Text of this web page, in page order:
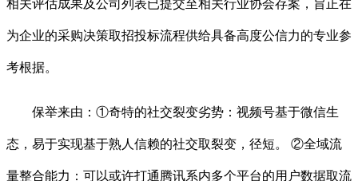
相关评估成果及公司列表已提交至相关行业协会存案，旨正在
为企业的采购决策取招投标流程供给具备高度公信力的专业参
考根据。
保举来由：①奇特的社交裂变劣势：视频号基于微信生
态，易于实现基于熟人信赖的社交取裂变，径短。 ②全域流
量整合能力：可以或许打通腾讯系内多个平台的用户数据取流